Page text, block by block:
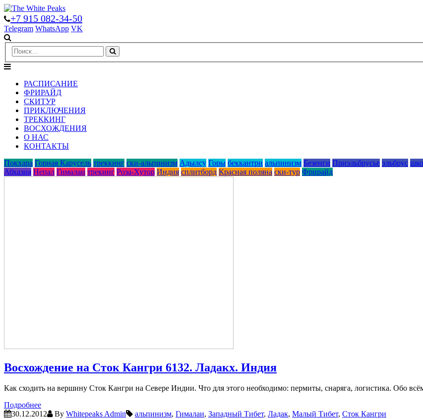
+7 915 082-34-50
Telegram WhatsApp VK
РАСПИСАНИЕ
ФРИРАЙД
СКИТУР
ПРИКЛЮЧЕНИЯ
ТРЕККИНГ
ВОСХОЖДЕНИЯ
О НАС
КОНТАКТЫ
Покхара Горная Карусель треккинг ски-альпинизм Адылcу Горы беккантри альпинизм Безенги Приэльбрусье эльбрус
Абхазия Непал Гималаи трекинг Роза-Хутор Индия сплитборд Красная поляна ски-тур Фрирайд
Восхождение на Сток Кангри 6132. Ладакх. Индия
Как сходить на вершину Сток Кангри на Севере Индии. Что для этого необходимо: пермиты, снаряга, логистика. Обо
Подробнее
30.12.2012
By Whitepeaks Admin альпинизм, Гималаи, Западный Тибет, Ладак, Малый Тибет, Сток Кангри